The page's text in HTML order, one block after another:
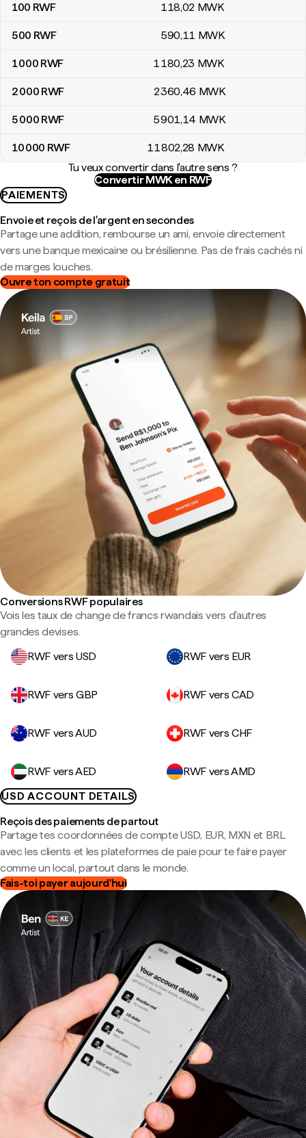
100 RWF 118,02 MWK
500 RWF 590,11 MWK
1 000 RWF 1 180,23 MWK
2 000 RWF 2 360,46 MWK
5 000 RWF 5 901,14 MWK
10 000 RWF 11 802,28 MWK
Tu veux convertir dans l'autre sens ?
Convertir MWK en RWF
PAIEMENTS
Envoie et reçois de l'argent en secondes
Partage une addition, rembourse un ami, envoie directement
vers une banque mexicaine ou brésilienne. Pas de frais cachés ni
de marges louches.
Ouvre ton compte gratuit
Conversions RWF populaires
Vois les taux de change de francs rwandais vers d'autres
grandes devises.
RWF vers USD
RWF vers EUR
RWF vers GBP RWF vers CAD
RWF vers AUD RWF vers CHF
RWF vers AED
RWF vers AMD
USD ACCOUNT DETAILS
Reçois des paiements de partout
Partage tes coordonnées de compte USD, EUR, MXN et BRL
avec les clients et les plateformes de paie pour te faire payer
comme un local, partout dans le monde.
Fais-toi payer aujourd'hui